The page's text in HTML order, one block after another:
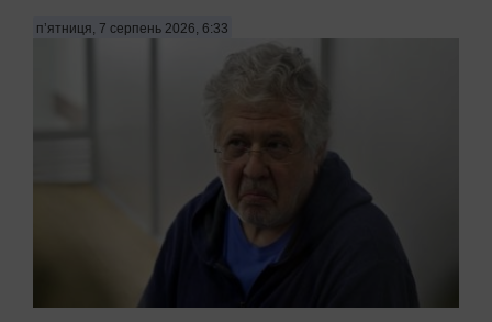
п’ятниця, 7 серпень 2026, 6:33